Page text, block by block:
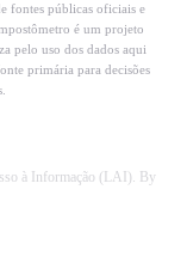
fontes públicas oficiais e
é um projeto
pelo uso dos dados aqui
primária para decisões
à Informação (LAI). By